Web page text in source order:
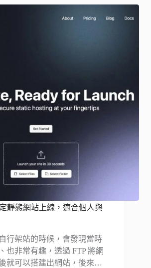
靜態網站上線，適合個人與
行架站的時候，會發現當時
也非常有趣，透過 FTP 將網
就可以搭建出網站，後來…